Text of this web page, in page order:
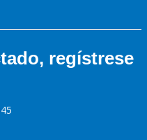
regístrese